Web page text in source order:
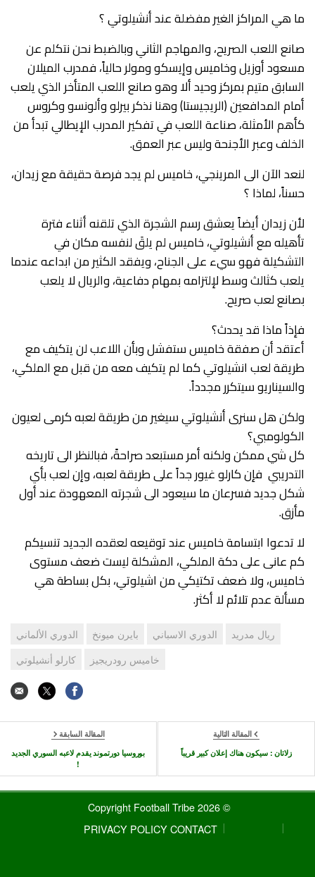
ما هي المراكز الغير مفضلة عند أنشيلوتي ؟
صانع اللعب الصريح، والمهاجم الثاني وبالضبط نحن نتكلم عن
مسعود أوزيل وخاميس وإيسكو ومولر حالياً، فمدرب الميلان
السابق متيم بمركز وحيد ألا وهو صانع اللعب المتأخر الذي يلعب
أمام المدافعين (الريجيستا) وهنا نذكر بيرلو وألونسو وكروس
كأهم الأمثلة، صناعة اللعب في تفكير المدرب الإيطالي تبدأ من
الخلف وعبر الأجنحة وليس عبر العمق.
لنعد الآن الى المرينجي، خاميس لم يجد فرصة حقيقة مع زيدان،
حسناً، لماذا ؟
لأن زيدان أيضاً يعشق رسم الشجرة الذي تلقنه أثناء فترة
تأهيله مع أنشيلوتي، خاميس لم يلقَ لنفسه مكان في
التشكيلة فهو سيء على الجناح، ويفقد الكثير من ابداعه عندما
يلعب كثالث وسط لإلتزامه بمهام دفاعية، والريال لا يلعب
بصانع لعب صريح.
فإذاً ماذا قد يحدث؟
أعتقد أن صفقة خاميس ستفشل وبأن اللاعب لن يتكيف مع
طريقة لعب انشيلوتي كما لم يتكيف معه من قبل مع الملكي،
والسيناريو سيتكرر مجدداً.
ولكن هل سنرى أنشيلوتي سيغير من طريقة لعبه كرمى لعيون
الكولومبي؟
كل شي ممكن ولكنه أمر مستبعد صراحةً، فبالنظر الى تاريخه
التدريبي فإن كارلو غيور جداً على طريقة لعبه، وإن لعب بأي
شكل جديد فسرعان ما سيعود الى شجرته المعهودة عند أول
مأزق.
لا تدعوا ابتسامة خاميس عند توقيعه لعقده الجديد تنسيكم
كم عانى على دكة الملكي، المشكلة ليست ضعف مستوى
خاميس، ولا ضعف تكتيكي من اشيلوتي، بكل بساطة هي
مسألة عدم تلائم لا أكثر.
ريال مدريد الدوري الاسباني بايرن ميونخ
الدوري الألماني
خاميس رودريجيز
كارلو أنشيلوتي
المقالة التالية
زلاتان : سيكون هناك إعلان كبير قريباً
المقالة السابقة
بوروسيا دورتموند يقدم لاعبه السوري الجديد
!
© 2026 Copyright Football Tribe
CONTACT
PRIVACY POLICY